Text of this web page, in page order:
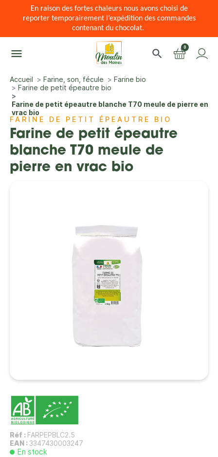
En raison des fortes chaleurs nous avons choisi de
reporter temporairement l’expédition des commandes
contenant du chocolat.
menu search 0
Accueil Farine, son, fécule
Farine bio
Farine de petit épeautre bio
Farine de petit épeautre blanche T70 meule de pierre en
vrac bio
FARINE DE PETIT ÉPEAUTRE BIO
Farine de petit épeautre
blanche T70 meule de
pierre en vrac bio
Réf : FARPEPBLC2.5
EAN : 3347430003247
En stock